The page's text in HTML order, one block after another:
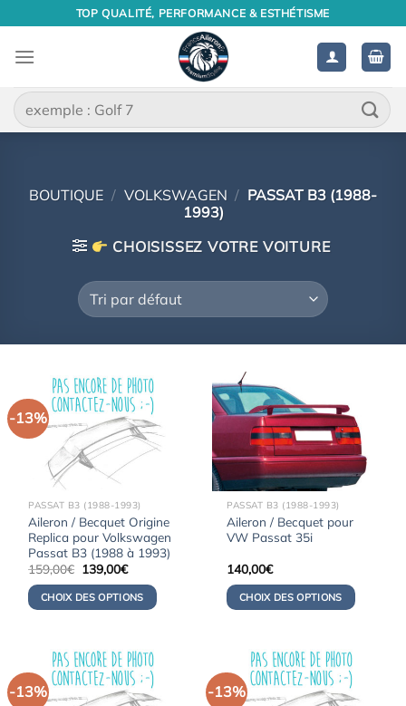
contenu
TOP QUALITÉ, PERFORMANCE & ESTHÉTISME
Recherche
pour :
BOUTIQUE / VOLKSWAGEN / PASSAT B3 (1988-
1993)
CHOISISSEZ VOTRE VOITURE
-13%
PASSAT B3 (1988-1993)
Aileron / Becquet Origine
Replica pour Volkswagen
Passat B3 (1988 à 1993)
159,00€ Le
initial
était :
159,00€.
139,00€Le
actuel
est :
139,00€.
CHOIX DES OPTIONS
PASSAT B3 (1988-1993)
Aileron / Becquet pour
VW Passat 35i
140,00€
CHOIX DES OPTIONS
-13% -13%